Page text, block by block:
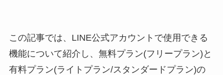
この記事では、LINE公式アカウントで使用できる
機能について紹介し、無料プラン(フリープラン)と
有料プラン(ライトプラン/スタンダードプラン)の